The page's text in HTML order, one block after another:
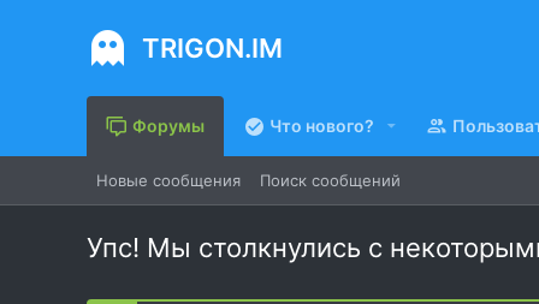
TRIGON.IM
Форумы Что нового?
Новые сообщения Поиск сообщений
Упс! Мы столкнулись с